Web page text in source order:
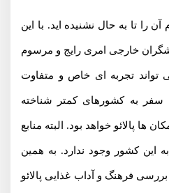
را تا به حال نشنیده اید. با این
خارجی امری رایج و مرسوم
تجربه ای خاص و متفاوت
سفر به کشورهای کمتر شناخته
مکان ها پالائو خواهد بود. البته منابع
این کشور وجود ندارد. به همین
بررسی فرهنگ و آداب غذایی پالائو